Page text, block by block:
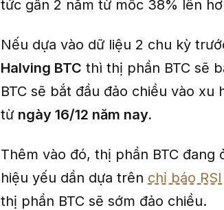
tức gần 2 năm từ mốc 38% lên
Nếu dựa vào dữ liệu 2 chu kỳ
Halving BTC thì thị phần BTC sẽ
BTC sẽ bắt đầu đảo chiều vào xu
từ ngày 16/12 năm nay.
Thêm vào đó, thị phần BTC đang
hiệu yếu dần dựa trên chỉ báo RSI
thị phần BTC sẽ sớm đảo chiều.